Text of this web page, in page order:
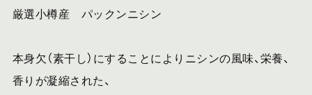
厳選小樽産 パックンニシン
本身欠（素干し）にすることによりニシンの風味、栄養、
香りが凝縮された、